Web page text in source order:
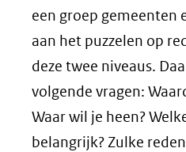
een groep gemeenten
aan het puzzelen op
deze twee niveaus.
volgende vragen:
Waar wil je heen?
belangrijk? Zulke